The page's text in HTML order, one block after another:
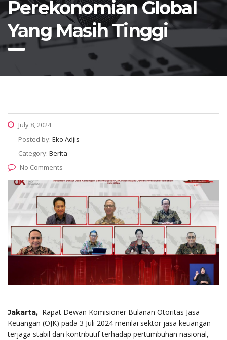
Perekonomian Global
Yang Masih Tinggi
July 8, 2024
Posted by: Eko Adjis
Category: Berita
No Comments
Jakarta, Rapat Dewan Komisioner Bulanan Otoritas Jasa
Keuangan (OJK) pada 3 Juli 2024 menilai sektor jasa keuangan
terjaga stabil dan kontributif terhadap pertumbuhan nasional,